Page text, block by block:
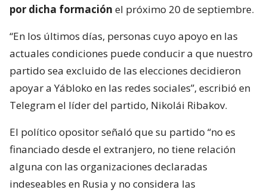
por dicha formación el próximo 20 de septiembre.
“En los últimos días, personas cuyo apoyo en las
actuales condiciones puede conducir a que nuestro
partido sea excluido de las elecciones decidieron
apoyar a Yábloko en las redes sociales”, escribió en
Telegram el líder del partido, Nikolái Ribakov.
El político opositor señaló que su partido “no es
financiado desde el extranjero, no tiene relación
alguna con las organizaciones declaradas
indeseables en Rusia y no considera las